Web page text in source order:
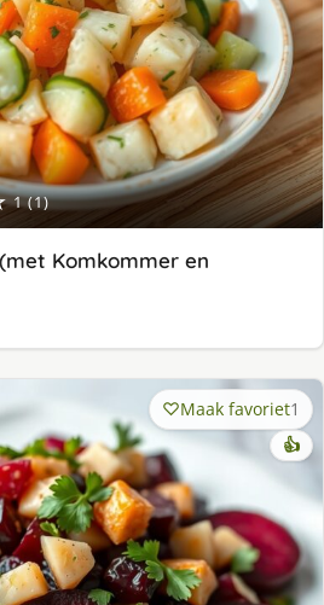
1 (1)
Komkommer en
Maak favoriet1
👍